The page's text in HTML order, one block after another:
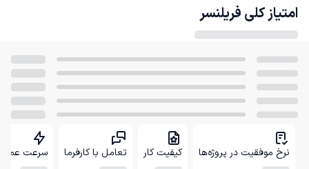
امتیاز کلی فریلنسر
نرخ موفقیت در پروژه‌ها کیفیت کار تعامل با کارفرما سرعت عمل